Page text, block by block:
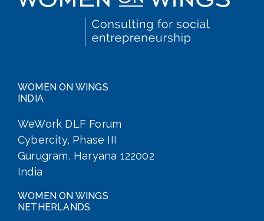
WOMEN ON WINGS
INDIA
WeWork DLF Forum
Cybercity, Phase III
Gurugram, Haryana 122002
India
WOMEN ON WINGS
NETHERLANDS